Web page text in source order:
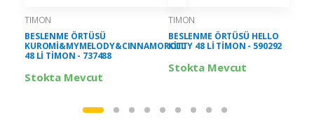
TIMON
BESLENME ÖRTÜSÜ
KUROMİ&MYMELODY&CINNAMOROLL
48 Lİ TİMON - 737488
Stokta Mevcut
TIMON
BESLENME ÖRTÜSÜ HELLO
KİTTY 48 Lİ TİMON - 590292
Stokta Mevcut